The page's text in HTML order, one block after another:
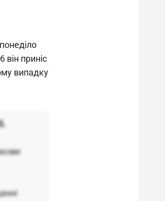
приніс
випадку